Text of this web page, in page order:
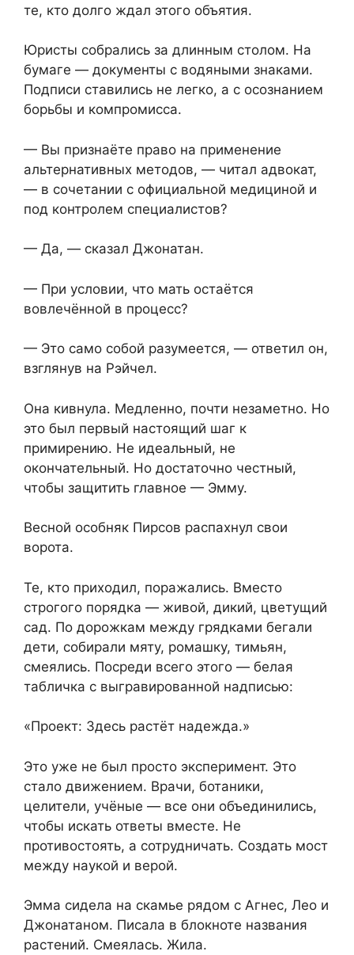
те, кто долго ждал этого объятия.
Юристы собрались за длинным столом. На
бумаге — документы с водяными знаками.
Подписи ставились не легко, а с осознанием
борьбы и компромисса.
— Вы признаёте право на применение
альтернативных методов, — читал адвокат,
— в сочетании с официальной медициной и
под контролем специалистов?
— Да, — сказал Джонатан.
— При условии, что мать остаётся
вовлечённой в процесс?
— Это само собой разумеется, — ответил он,
взглянув на Рэйчел.
Она кивнула. Медленно, почти незаметно. Но
это был первый настоящий шаг к
примирению. Не идеальный, не
окончательный. Но достаточно честный,
чтобы защитить главное — Эмму.
Весной особняк Пирсов распахнул свои
ворота.
Те, кто приходил, поражались. Вместо
строгого порядка — живой, дикий, цветущий
сад. По дорожкам между грядками бегали
дети, собирали мяту, ромашку, тимьян,
смеялись. Посреди всего этого — белая
табличка с выгравированной надписью:
«Проект: Здесь растёт надежда.»
Это уже не был просто эксперимент. Это
стало движением. Врачи, ботаники,
целители, учёные — все они объединились,
чтобы искать ответы вместе. Не
противостоять, а сотрудничать. Создать мост
между наукой и верой.
Эмма сидела на скамье рядом с Агнес, Лео и
Джонатаном. Писала в блокноте названия
растений. Смеялась. Жила.